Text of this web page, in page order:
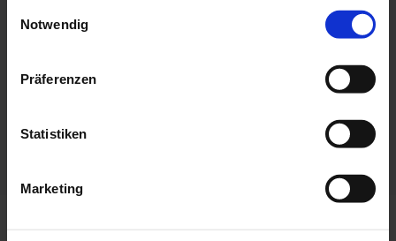
Notwendig
Präferenzen
Statistiken
Marketing
Leistungsspektrum:
Massagen
Hallenbad
Sanarium